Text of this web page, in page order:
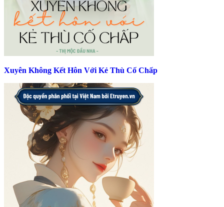
Xuyên Không Kết Hôn Với Kẻ Thù Cố Chấp